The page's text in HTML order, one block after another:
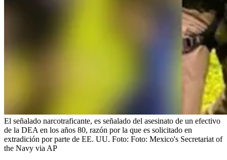
El señalado narcotraficante, es señalado del asesinato de un efectivo
de la DEA en los años 80, razón por la que es solicitado en
extradición por parte de EE. UU. Foto: Foto: Mexico's Secretariat of
the Navy via AP